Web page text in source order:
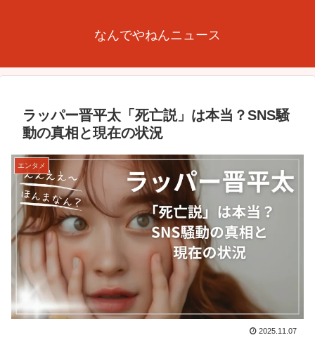
なんでやねんニュース
ラッパー晋平太「死亡説」は本当？SNS騒
動の真相と現在の状況
エンタメ
2025.11.07